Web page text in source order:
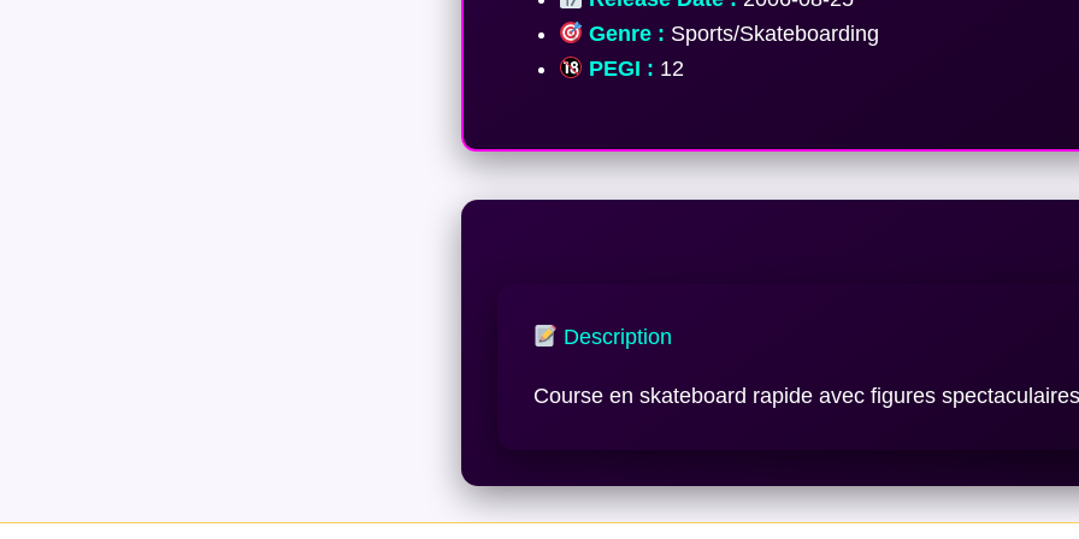
Genre : Sports/Skateboarding
PEGI : 12
Description
Course en skateboard rapide avec figures